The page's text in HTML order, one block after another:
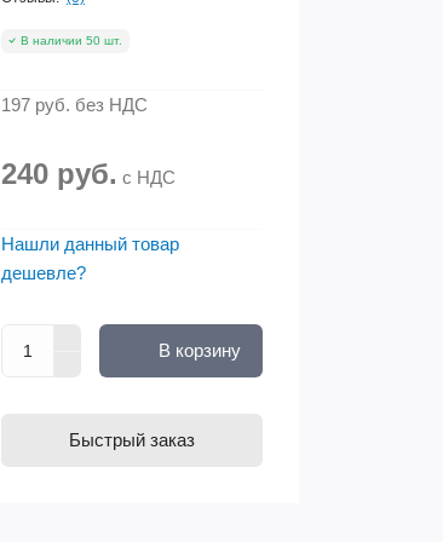
В наличии 50 шт.
197 руб. без НДС
240 руб. с НДС
Нашли данный товар
дешевле?
В корзину
Быстрый заказ